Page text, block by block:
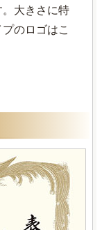
大きさに特
のロゴはこ